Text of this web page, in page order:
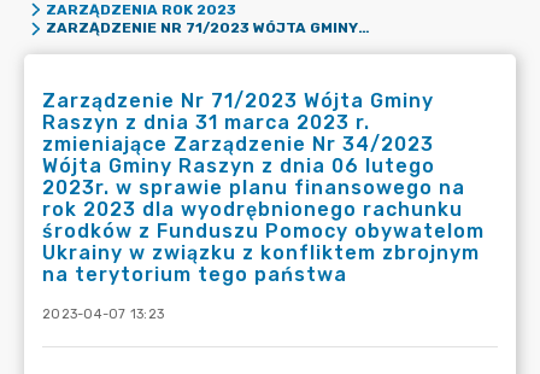
ZARZĄDZENIA ROK 2023
ZARZĄDZENIE NR 71/2023 WÓJTA GMINY RASZYN Z DNIA 31 MARCA 2023 R. ZMIENIAJĄCE ZARZĄDZENIE NR 34/2023 WÓJTA GMINY RASZYN Z DNIA 06 LUTEGO 2023R. W SPRAWIE PLANU FINANSOWEGO NA ROK 2023 DLA WYODRĘBNIONEGO RACHUNKU ŚRODKÓW Z FUNDUSZU POMOCY OBYWATELOM UKRAINY W ZWIĄZKU Z KONFLIKTEM ZBROJNYM NA TERYTORIUM TEGO PAŃSTWA
Zarządzenie Nr 71/2023 Wójta Gminy
Raszyn z dnia 31 marca 2023 r.
zmieniające Zarządzenie Nr 34/2023
Wójta Gminy Raszyn z dnia 06 lutego
2023r. w sprawie planu finansowego na
rok 2023 dla wyodrębnionego rachunku
środków z Funduszu Pomocy obywatelom
Ukrainy w związku z konfliktem zbrojnym
na terytorium tego państwa
2023-04-07 13:23